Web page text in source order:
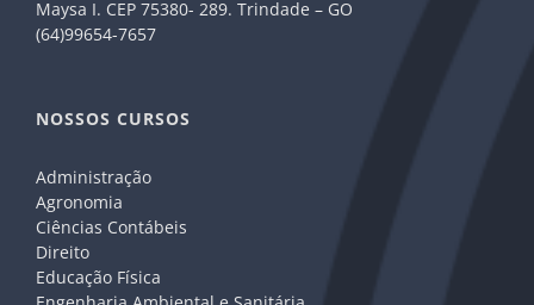
Maysa I. CEP 75380- 289. Trindade – GO
(64)99654-7657
NOSSOS CURSOS
Administração
Agronomia
Ciências Contábeis
Direito
Educação Física